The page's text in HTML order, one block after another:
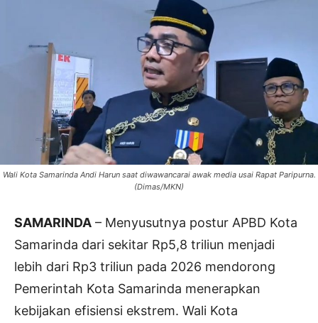
Wali Kota Samarinda Andi Harun saat diwawancarai awak media usai Rapat Paripurna.
(Dimas/MKN)
SAMARINDA – Menyusutnya postur APBD Kota
Samarinda dari sekitar Rp5,8 triliun menjadi
lebih dari Rp3 triliun pada 2026 mendorong
Pemerintah Kota Samarinda menerapkan
kebijakan efisiensi ekstrem. Wali Kota